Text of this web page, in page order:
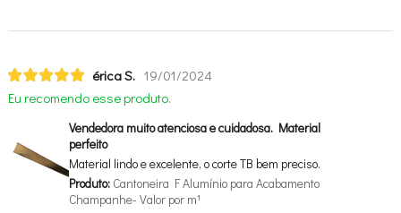
érica S. 19/01/2024
Eu recomendo esse produto.
Vendedora muito atenciosa e cuidadosa. Material
perfeito
Material lindo e excelente, o corte TB bem preciso.
Produto:Cantoneira F Alumínio para Acabamento
Champanhe- Valor por m¹